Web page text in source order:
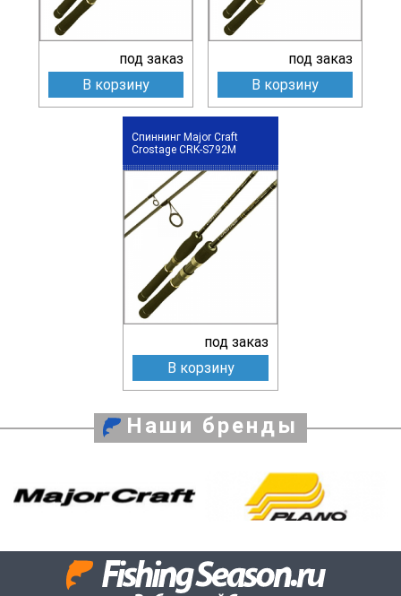
под заказ
В корзину
под заказ
В корзину
Спиннинг Major Craft
Crostage CRK-S792M
под заказ
В корзину
Наши бренды